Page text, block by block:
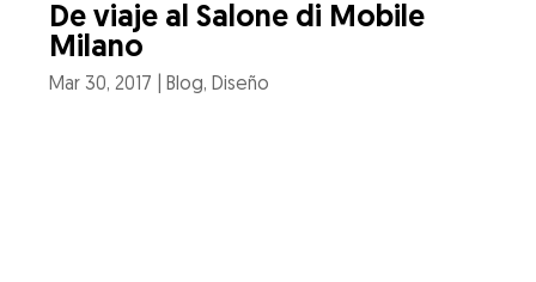
De viaje al Salone di Mobile
Milano
Mar 30, 2017 |Blog,Diseño